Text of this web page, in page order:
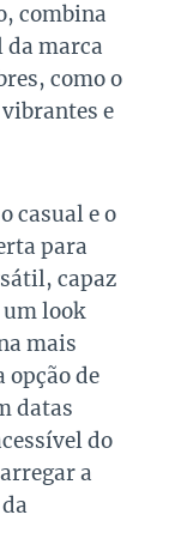
combina
da marca
como o
e
casual e o
para
capaz
um look
mais
opção de
datas
do
a